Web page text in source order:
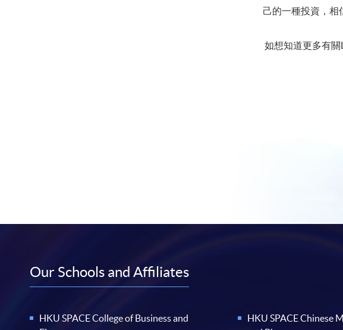
己的一種投資，相
如想知道更多有
Our Schools and Affiliates
HKU SPACE College of Business and
HKU SPACE Chinese